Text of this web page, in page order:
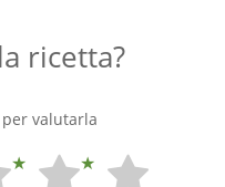
ricetta?
valutarla